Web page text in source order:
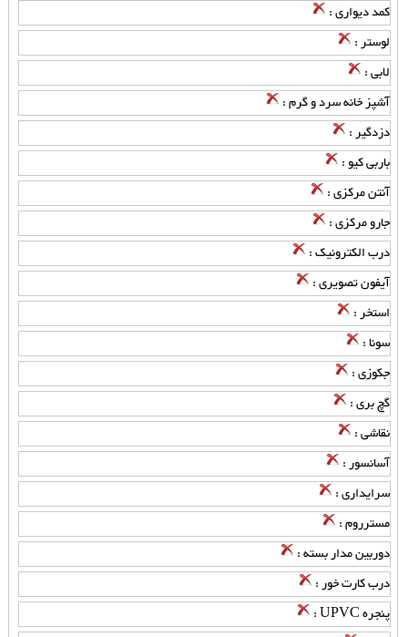
کمد دیواری :
لوستر :
لابی :
آشپز خانه سرد و گرم :
دزدگیر :
باربی کیو :
آنتن مرکزی :
جارو مرکزی :
درب الکترونیک :
آیفون تصویری :
استخر :
سونا :
جکوزی :
گچ بری :
نقاشی :
آسانسور :
سرایداری :
مسترروم :
دوربین مدار بسته :
درب کارت خور :
پنجره UPVC :